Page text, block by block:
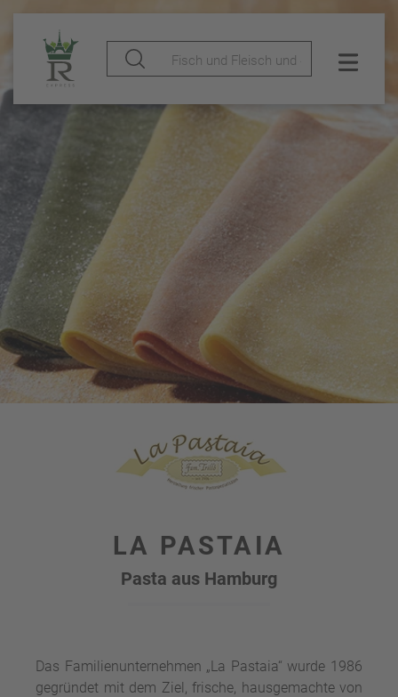
LA PASTAIA
Pasta aus Hamburg
Das Familienunternehmen „La Pastaia“ wurde 1986
gegründet mit dem Ziel, frische, hausgemachte von